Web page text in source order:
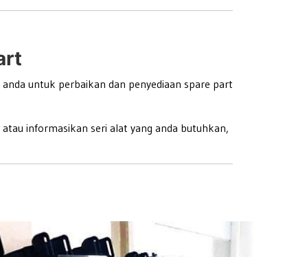
untuk perbaikan dan penyediaan spare part
informasikan seri alat yang anda butuhkan,